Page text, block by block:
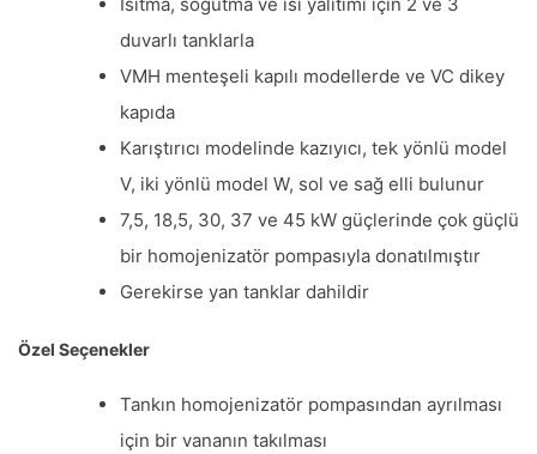
duvarlı tanklarla
VMH menteşeli kapılı modellerde ve VC dikey
kapıda
Karıştırıcı modelinde kazıyıcı, tek yönlü model
V, iki yönlü model W, sol ve sağ elli bulunur
7,5, 18,5, 30, 37 ve 45 kW güçlerinde çok güçlü
bir homojenizatör pompasıyla donatılmıştır
Gerekirse yan tanklar dahildir
Özel Seçenekler
Tankın homojenizatör pompasından ayrılması
için bir vananın takılması